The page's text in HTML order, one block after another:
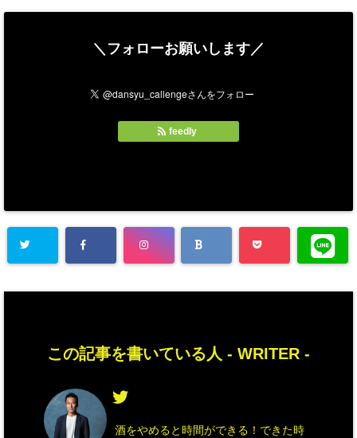
＼フォローお願いします／
feedly
この記事を書いている人 - WRITER -
酒をやめると時間ができる！できた時